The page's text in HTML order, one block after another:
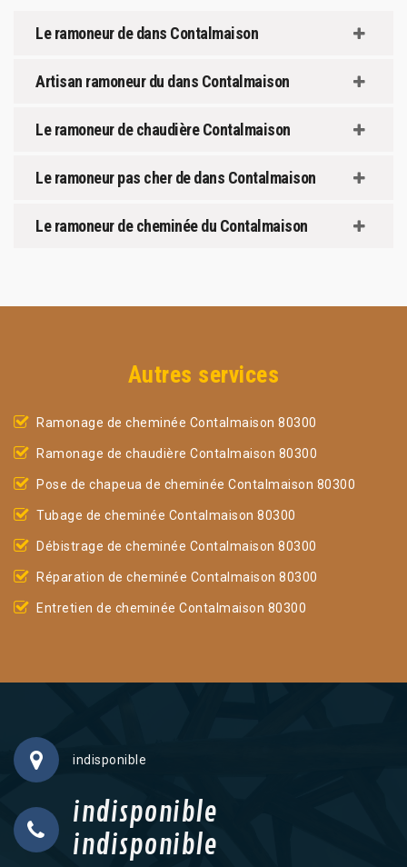
Le ramoneur de dans Contalmaison
Artisan ramoneur du dans Contalmaison
Le ramoneur de chaudière Contalmaison
Le ramoneur pas cher de dans Contalmaison
Le ramoneur de cheminée du Contalmaison
Autres services
Ramonage de cheminée Contalmaison 80300
Ramonage de chaudière Contalmaison 80300
Pose de chapeua de cheminée Contalmaison 80300
Tubage de cheminée Contalmaison 80300
Débistrage de cheminée Contalmaison 80300
Réparation de cheminée Contalmaison 80300
Entretien de cheminée Contalmaison 80300
indisponible
indisponible
indisponible